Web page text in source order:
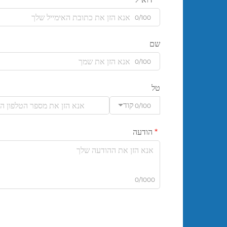
0/100
שם
0/100
טל
קוד 0/100
הודעה
0/1000